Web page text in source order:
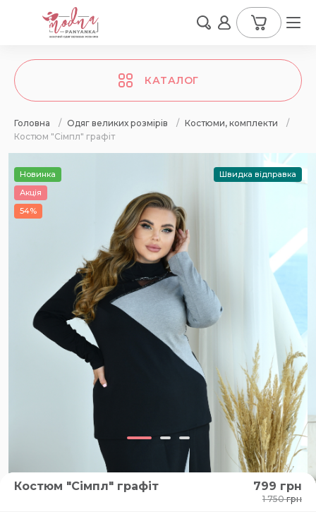
КАТАЛОГ
Головна / Одяг великих розмірів / Костюми, комплекти
/
Костюм "Сімпл" графіт
Новинка
Акція
54%
Швидка відправка
Костюм "Сімпл" графіт 799 грн
1 750грн